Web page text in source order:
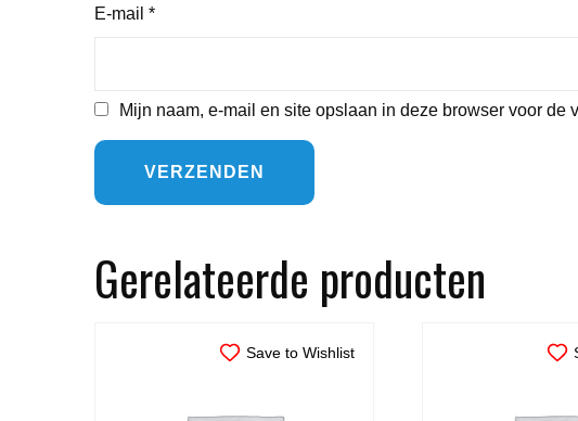
E-mail *
Mijn naam, e-mail en site opslaan in deze browser voor de
Gerelateerde producten
Save to Wishlist